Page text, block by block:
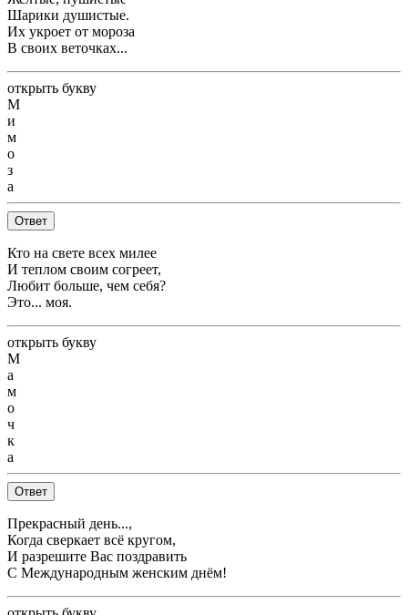
Шарики душистые.
Их укроет от мороза
В своих веточках...
открыть букву
М
и
м
о
з
а
Ответ
Кто на свете всех милее
И теплом своим согреет,
Любит больше, чем себя?
Это... моя.
открыть букву
М
а
м
о
ч
к
а
Ответ
Прекрасный день...,
Когда сверкает всё кругом,
И разрешите Вас поздравить
С Международным женским днём!